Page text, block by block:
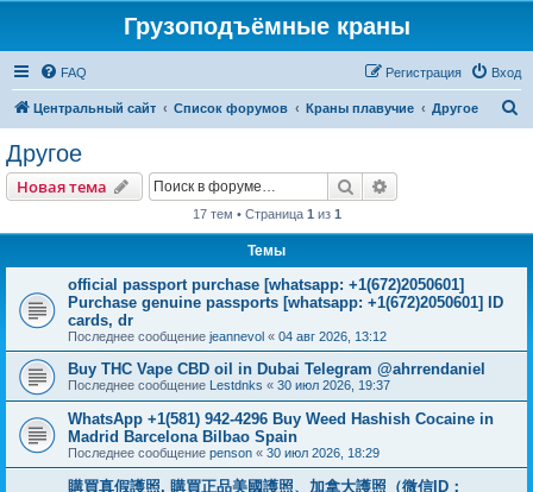
Грузоподъёмные краны
FAQ Вход
Регистрация
Центральный сайт Список форумов Краны плавучие Другое
Другое
Новая тема Поиск
17 тем • Страница 1 из 1
Темы
official passport purchase [whatsapp: +1(672)2050601]
Purchase genuine passports [whatsapp: +1(672)2050601] ID
cards, dr
Последнее сообщение jeannevol « 04 авг 2026, 13:12
Buy THC Vape CBD oil in Dubai Telegram @ahrrendaniel
Последнее сообщение Lestdnks « 30 июл 2026, 19:37
WhatsApp +1(581) 942-4296 Buy Weed Hashish Cocaine in
Madrid Barcelona Bilbao Spain
Последнее сообщение penson « 30 июл 2026, 18:29
購買真假護照, 購買正品美國護照、加拿大護照（微信ID：